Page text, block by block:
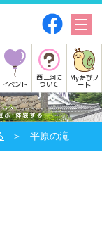
イベント
西三河に
ついて
Myたびノ
ート
平原の滝